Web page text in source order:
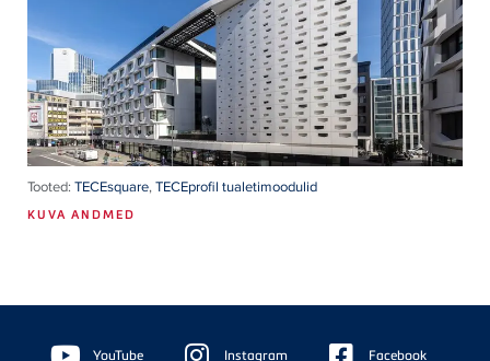
Tooted: TECEsquare,TECEprofil tualetimoodulid
KUVA ANDMED
Floating
YouTube Instagram Facebook